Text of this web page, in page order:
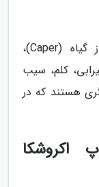
سولیانکا نوعی سوپ غلیظ است که از گیاه (Caper)،
کلم، سیب
هستند که در
اکروشکا